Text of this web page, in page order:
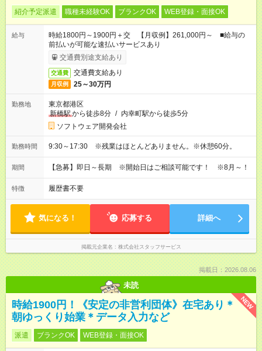
紹介予定派遣 職種未経験OK ブランクOK WEB登録・面接OK
給与
時給1800円～1900円＋交 【月収例】261,000円～ ■給与の
前払いが可能な速払いサービスあり
交通費別途支給あり
交通費 交通費支給あり
月収例 25～30万円
勤務地
東京都港区
新橋駅から徒歩8分 / 内幸町駅から徒歩5分
ソフトウェア開発会社
勤務時間 9:30～17:30 ※残業はほとんどありません。※休憩60分。
期間 【急募】即日～長期 ※開始日はご相談可能です！ ※8月～！
特徴 履歴書不要
気になる！ 応募する 詳細へ
掲載元企業名 株式会社スタッフサービス
掲載日：2026.08.06
未読
NEW
時給1900円！《安定の非営利団体》在宅あり＊
朝ゆっくり始業＊データ入力など
派遣 ブランクOK WEB登録・面接OK